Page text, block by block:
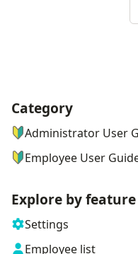
ナビゲーションメニュー
Category
Administrator User
Employee User
Explore by feature
Settings
Employee list